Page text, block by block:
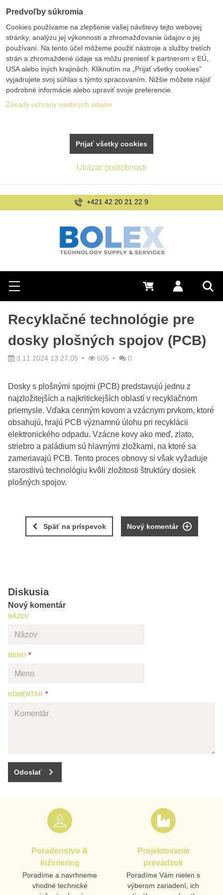
Hľadať
Menu Prihlásiť sa
0 €
Recyklačné technológie pre
dosky plošných spojov (PCB)
3.11.2024 13:27.05 605 0
Dosky s plošnými spojmi (PCB) predstavujú jednu z
najzložitejších a najkritickejších oblastí v recyklačnom
priemysle. Vďaka cenným kovom a vzácnym prvkom, ktoré
obsahujú, hrajú PCB významnú úlohu pri recyklácii
elektronického odpadu. Vzácne kovy ako meď, zlato,
striebro a paládium sú hlavnými zložkami, na ktoré sa
zameriavajú PCB. Tento proces obnovy si však vyžaduje
starostlivú technológiu kvôli zložitosti štruktúry dosiek
plošných spojov.
Späť na príspevok Nový komentár
Diskusia
Nový komentár
NÁZOV
MENO
KOMENTÁR
Odoslať
Poradenstvo &
Inžiniering
Poradíme a navrhneme
vhodné technické
Projektovanie
prevádzok
Poradíme Vám nielen s
výberom zariadení, ich
Predvoľby súkromia
Cookies používame na zlepšenie vašej návštevy tejto webovej
stránky, analýzu jej výkonnosti a zhromažďovanie údajov o jej
používaní. Na tento účel môžeme použiť nástroje a služby tretích
strán a zhromaždené údaje sa môžu preniesť k partnerom v EÚ,
USA alebo iných krajinách. Kliknutím na „Prijať všetky cookies“
vyjadrujete svoj súhlas s týmto spracovaním. Nižšie môžete nájsť
podrobné informácie alebo upraviť svoje preferencie.
Zásady ochrany osobných údajov
Ukázať podrobnosti
Prijať všetky cookies